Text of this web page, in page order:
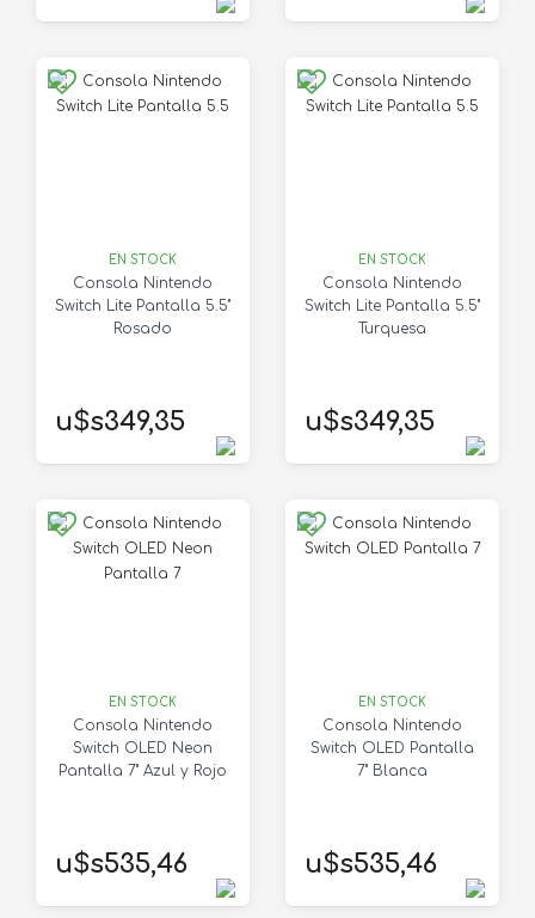
EN STOCK
Consola Nintendo
Switch Lite Pantalla 5.5"
Rosado
u$s349,35
EN STOCK
Consola Nintendo
Switch Lite Pantalla 5.5"
Turquesa
u$s349,35
EN STOCK
Consola Nintendo
Switch OLED Neon
Pantalla 7" Azul y Rojo
u$s535,46
EN STOCK
Consola Nintendo
Switch OLED Pantalla
7" Blanca
u$s535,46